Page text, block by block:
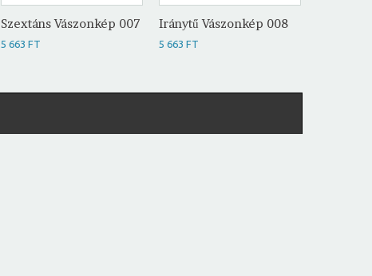
Szextáns Vászonkép 007
5 663 FT
Iránytű Vászonkép 008
5 663 FT